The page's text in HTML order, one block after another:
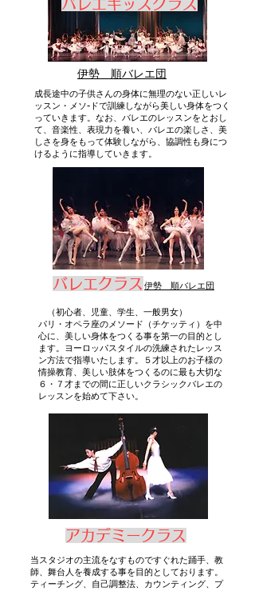
伊勢 順バレエ団
バレエキッズクラス
成長途中の子供さんの身体に無理のない正しいレ
ッスン・メソ-ドで訓練しながら美しい身体をつく
っていきます。なお、バレエのレッスンをとおし
て、音楽性、表現力を養い、バレエの楽しさ、美
しさを身をもって体験しながら、協調性も身につ
けるように指導していきます。
バレエクラス 伊勢 順バレエ団
（初心者、児童、学生、一般男女）
パリ・オペラ座のメソード（チケッティ）を中
心に、美しい身体をつくる事を第一の目的とし
ます。ヨーロッパスタイルの洗練されたレッス
ン方法で指導いたします。５才以上のお子様の
情操教育、美しい肢体をつくるのに最も大切な
６・７才までの間に正しいクラシックバレエの
レッスンを始めて下さい。
アカデミークラス
当スタジオの主流をなすものですぐれた踊手、教
師、舞台人を養成する事を目的としております。
ティーチング、自己調整法、カウンティング、プ